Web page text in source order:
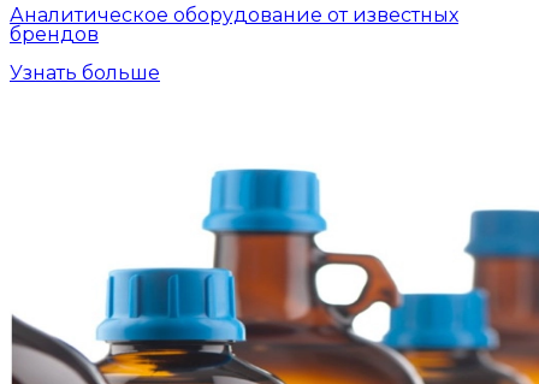
Аналитическое оборудование от известных
брендов
Узнать больше